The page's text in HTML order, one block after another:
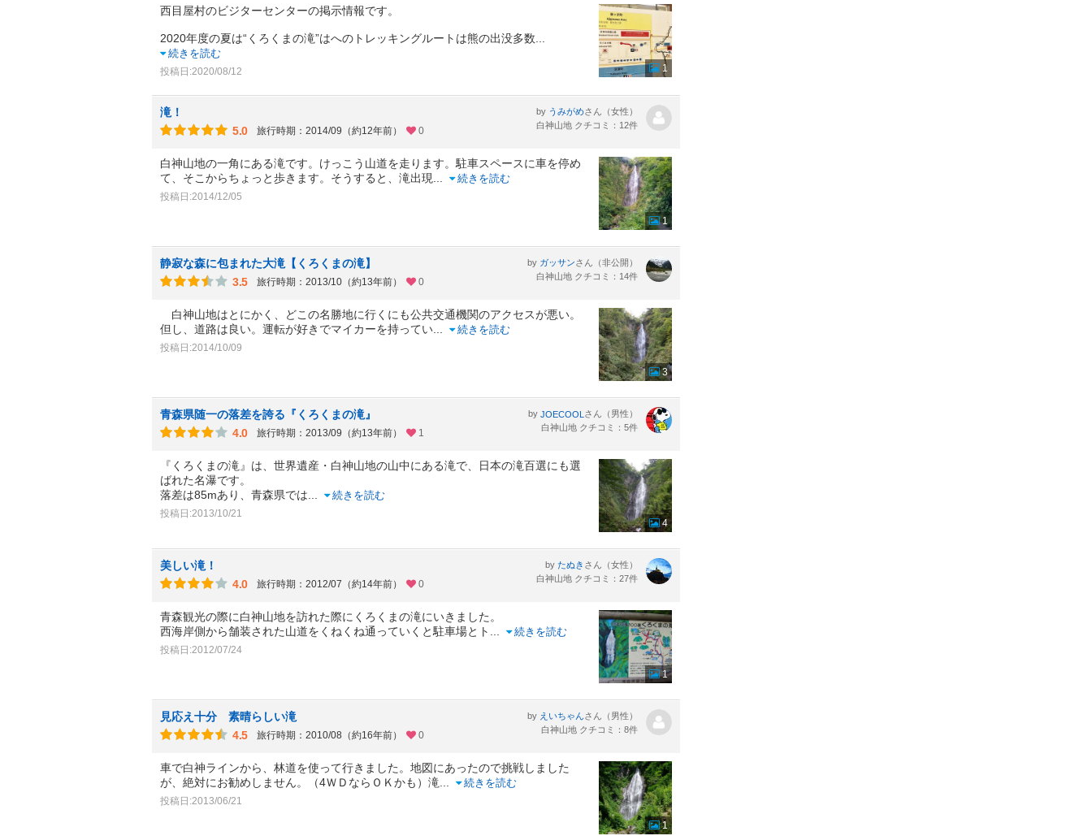
西目屋村のビジターセンターの掲示情報です。
2020年度の夏は“くろくまの滝”はへのトレッキングルートは熊の出没多数
続きを読む
投稿日:2020/08/12 1
滝！
5.0
旅行時期：2014/09（約12年前） 0
by うみがめさん（女性）
白神山地 クチコミ：12件
白神山地の一角にある滝です。けっこう山道を走ります。駐車スペースに車を停め
て、そこからちょっと歩きます。そうすると、滝出現
続きを読む
投稿日:2014/12/05
1
静寂な森に包まれた大滝【くろくまの滝】
3.5
旅行時期：2013/10（約13年前） 0
by ガッサンさん（非公開）
白神山地 クチコミ：14件
白神山地はとにかく、どこの名勝地に行くにも公共交通機関のアクセスが悪い。
但し、道路は良い。運転が好きでマイカーを持ってい
続きを読む
投稿日:2014/10/09
3
青森県随一の落差を誇る『くろくまの滝』
4.0
旅行時期：2013/09（約13年前） 1
by JOECOOL さん（男性）
白神山地 クチコミ：5件
『くろくまの滝』は、世界遺産・白神山地の山中にある滝で、日本の滝百選にも選
ばれた名瀑です。
落差は85mあり、青森県では
続きを読む
投稿日:2013/10/21
4
美しい滝！
4.0
旅行時期：2012/07（約14年前） 0
by たぬき さん（女性）
白神山地 クチコミ：27件
青森観光の際に白神山地を訪れた際にくろくまの滝にいきました。
西海岸側から舗装された山道をくねくね通っていくと駐車場とト
続きを読む
投稿日:2012/07/24
1
見応え十分 素晴らしい滝
4.5
旅行時期：2010/08（約16年前） 0
by えいちゃんさん（男性）
白神山地 クチコミ：8件
車で白神ラインから、林道を使って行きました。地図にあったので挑戦しました
が、絶対にお勧めしません。（4ＷＤならＯＫかも）滝
続きを読む
投稿日:2013/06/21
1